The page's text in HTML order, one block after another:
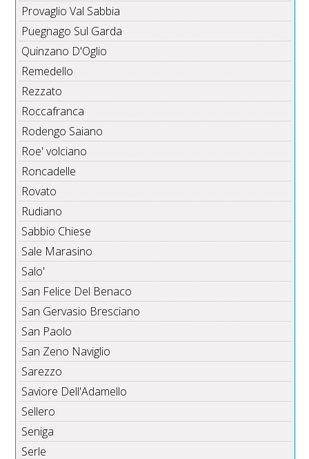
Provaglio Val Sabbia
Puegnago Sul Garda
Quinzano D'Oglio
Remedello
Rezzato
Roccafranca
Rodengo Saiano
Roe' volciano
Roncadelle
Rovato
Rudiano
Sabbio Chiese
Sale Marasino
Salo'
San Felice Del Benaco
San Gervasio Bresciano
San Paolo
San Zeno Naviglio
Sarezzo
Saviore Dell'Adamello
Sellero
Seniga
Serle